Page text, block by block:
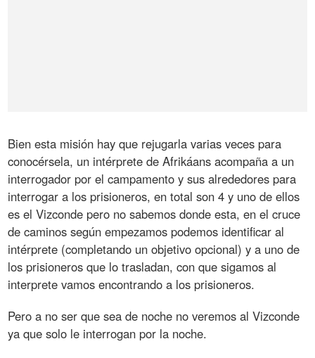
Bien esta misión hay que rejugarla varias veces para
conocérsela, un intérprete de Afrikáans acompaña a un
interrogador por el campamento y sus alrededores para
interrogar a los prisioneros, en total son 4 y uno de ellos
es el Vizconde pero no sabemos donde esta, en el cruce
de caminos según empezamos podemos identificar al
intérprete (completando un objetivo opcional) y a uno de
los prisioneros que lo trasladan, con que sigamos al
interprete vamos encontrando a los prisioneros.
Pero a no ser que sea de noche no veremos al Vizconde
ya que solo le interrogan por la noche.